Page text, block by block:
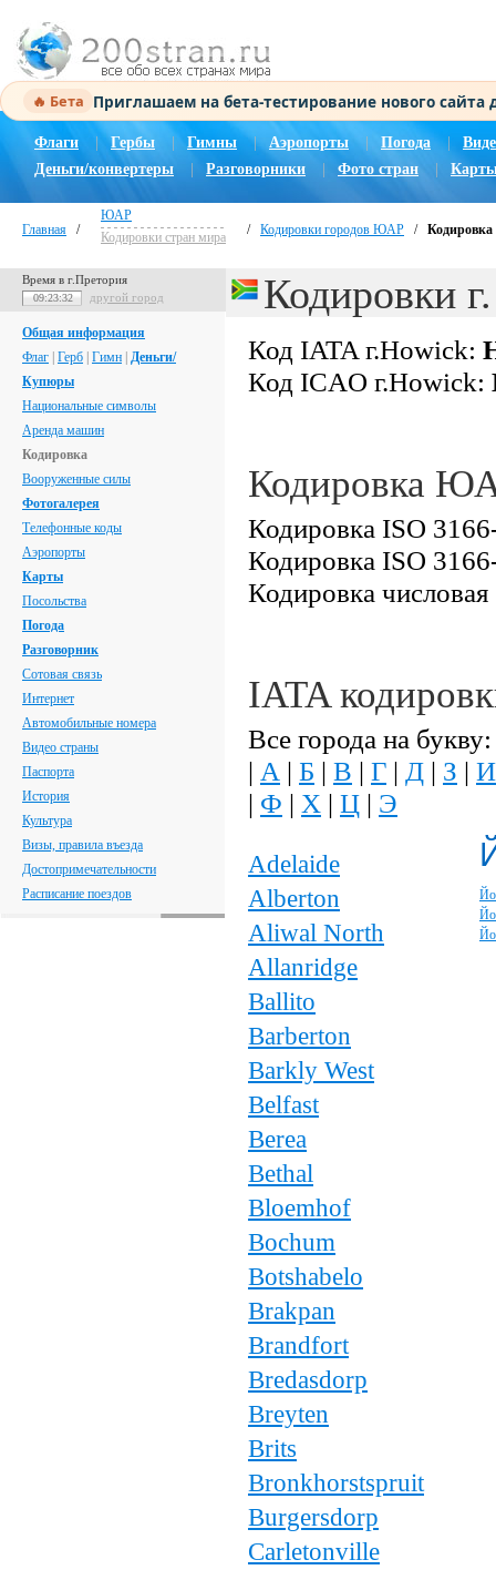
🔥 Бета Приглашаем на бета-тестирование нового
Флаги Гербы Гимны | Аэропорты Погода |
Деньги/конвертеры
Разговорники Фото стран
Главная /
ЮАР
Кодировки стран мира
/ Кодировки городов ЮАР / Кодировка
Время в г.Претория
09:23:33 другой город
Общая информация
Флаг Герб Гимн Деньги/
Купюры
Национальные символы
Аренда машин
Кодировка
Вооруженные силы
Фотогалерея
Телефонные коды
Аэропорты
Карты
Посольства
Погода
Разговорник
Сотовая связь
Интернет
Автомобильные номера
Видео страны
Паспорта
История
Культура
Визы, правила въезда
Достопримечательности
Расписание поездов
Кодировки
Код IATA г.Howick:
Код ICAO г.Howick:
Кодировка
Кодировка ISO
Кодировка ISO
Кодировка
IATA
Все города на букву:
| А | Б | В | Г | Д | З | И
| Ф | Х | Ц | Э
Adelaide
Alberton
Aliwal North
Allanridge
Ballito
Barberton
Barkly West
Belfast
Berea
Bethal
Bloemhof
Bochum
Botshabelo
Brakpan
Brandfort
Bredasdorp
Breyten
Brits
Bronkhorstspruit
Burgersdorp
Carletonville